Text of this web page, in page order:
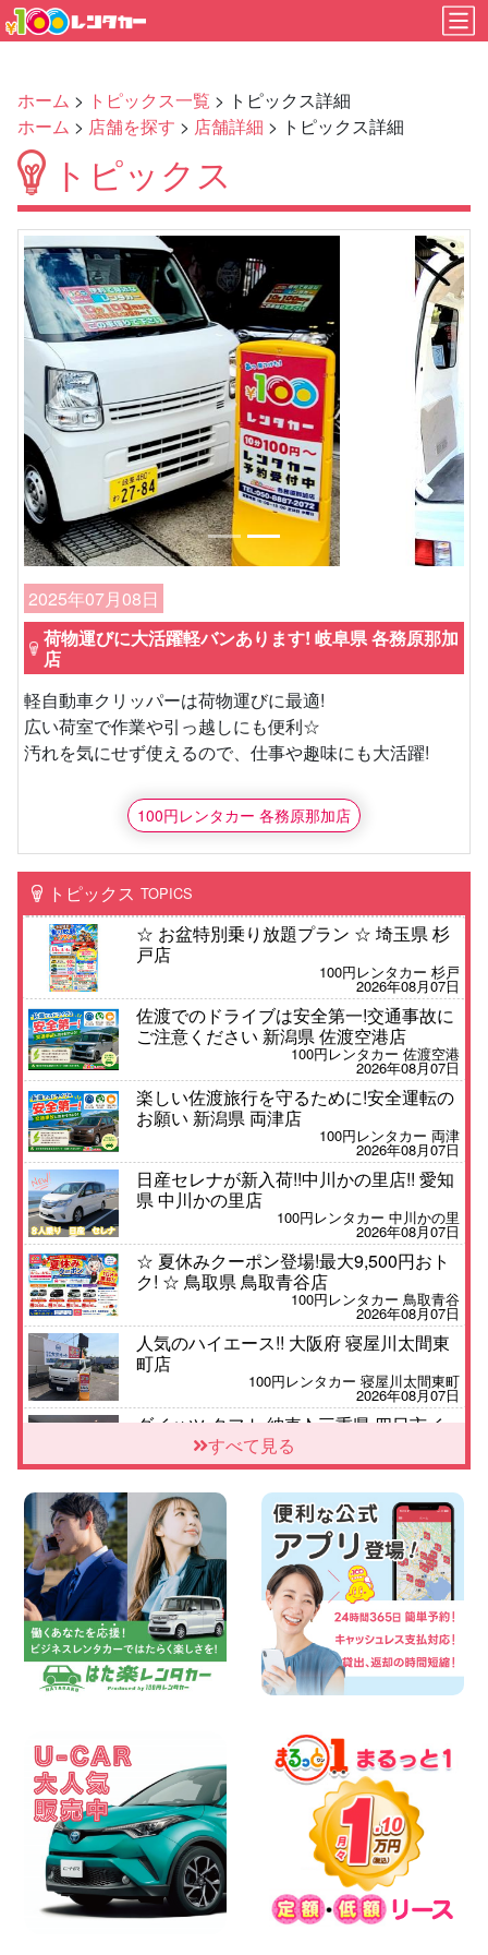
ホーム > トピックス一覧 > トピックス詳細
ホーム > 店舗を探す > 店舗詳細 > トピックス詳細
トピックス
Previous Next
2025年07月08日
荷物運びに大活躍軽バンあります! 岐阜県 各務原那加
店
軽自動車クリッパーは荷物運びに最適!
広い荷室で作業や引っ越しにも便利☆
汚れを気にせず使えるので、仕事や趣味にも大活躍!
100円レンタカー 各務原那加店
トピックス TOPICS
☆ お盆特別乗り放題プラン ☆ 埼玉県 杉
戸店
100円レンタカー 杉戸
2026年08月07日
佐渡でのドライブは安全第一!交通事故に
ご注意ください 新潟県 佐渡空港店
100円レンタカー 佐渡空港
2026年08月07日
楽しい佐渡旅行を守るために!安全運転の
お願い 新潟県 両津店
100円レンタカー 両津
2026年08月07日
日産セレナが新入荷!!中川かの里店!! 愛知
県 中川かの里店
100円レンタカー 中川かの里
2026年08月07日
☆ 夏休みクーポン登場!最大9,500円おト
ク! ☆ 鳥取県 鳥取青谷店
100円レンタカー 鳥取青谷
2026年08月07日
人気のハイエース!! 大阪府 寝屋川太間東
町店
100円レンタカー 寝屋川太間東町
2026年08月07日
ダイハツ タフト 納車♪ 三重県 四日市イ
ンター店
100円レンタカー 四日市インター
夏季休暇のお知らせ 東京都 墨田両国店
100円レンタカー 墨田両国
2026年08月07日
三河安城店 8月後半のレンタカー予約は
お早めに♪ルーミーご予約受付中です! 愛
知県 三河安城店
100円レンタカー 三河安城
2026年08月07日
お盆シーズン空きあり!!100円レンタカー
夏季休暇のお知らせ 東京都 墨田文花店
100円レンタカー 墨田文花
2026年08月07日
8月 お盆休みのお知らせ 広島県 ベイシテ
ィ宇品店
100円レンタカー ベイシティ宇品
2026年08月07日
横浜弥生台店限定!!夏季特別キャンペーン
すべて見る